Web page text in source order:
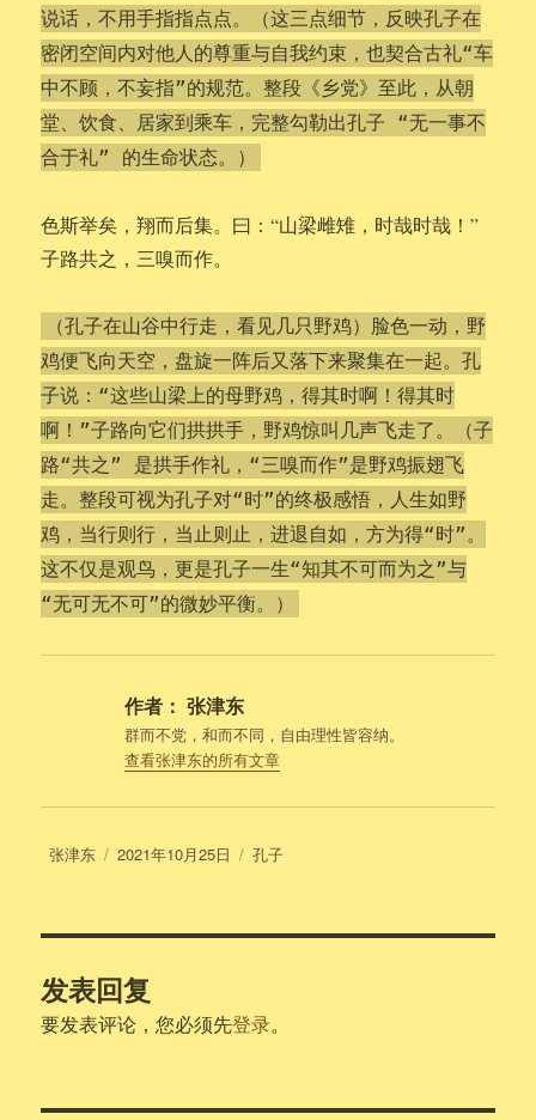
说话，不用手指指点点。（这三点细节，反映孔子在
密闭空间内对他人的尊重与自我约束，也契合古礼“车
中不顾，不妄指”的规范。整段《乡党》至此，从朝
堂、饮食、居家到乘车，完整勾勒出孔子 “无一事不
合于礼” 的生命状态。）
色斯举矣，翔而后集。曰：“山梁雌雉，时哉时哉！”
子路共之，三嗅而作。
（孔子在山谷中行走，看见几只野鸡）脸色一动，野
鸡便飞向天空，盘旋一阵后又落下来聚集在一起。孔
子说：“这些山梁上的母野鸡，得其时啊！得其时
啊！”子路向它们拱拱手，野鸡惊叫几声飞走了。（子
路“共之” 是拱手作礼，“三嗅而作”是野鸡振翅飞
走。整段可视为孔子对“时”的终极感悟，人生如野
鸡，当行则行，当止则止，进退自如，方为得“时”。
这不仅是观鸟，更是孔子一生“知其不可而为之”与
“无可无不可”的微妙平衡。）
作者： 张津东
群而不党，和而不同，自由理性皆容纳。
查看张津东的所有文章
作
张津东
发
2021年10月25日
分
孔子
发表回复
要发表评论，您必须先登录。